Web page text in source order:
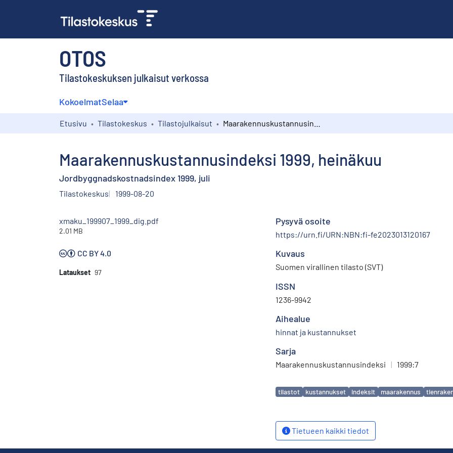
OTOS
Tilastokeskuksen julkaisut verkossa
KokoelmatSelaa
Etusivu Tilastokeskus Tilastojulkaisut
Maarakennuskustannusindeksi 1999, heinäkuu
Jordbyggnadskostnadsindex 1999, juli
Tilastokeskus 1999-08-20
xmaku_199907_1999_dig.pdf
2.01 MB
CC BY 4.0
Lataukset 97
Pysyvä osoite
https://urn.fi/URN:NBN:fi-fe2023013120167
Kuvaus
Suomen virallinen tilasto (SVT)
ISSN
1236-9942
Aihealue
hinnat ja kustannukset
Sarja
Maarakennuskustannusindeksi | 1999:7
Avainsanat
tilastot kustannukset indeksit maarakennus
Tietueen kaikki tiedot